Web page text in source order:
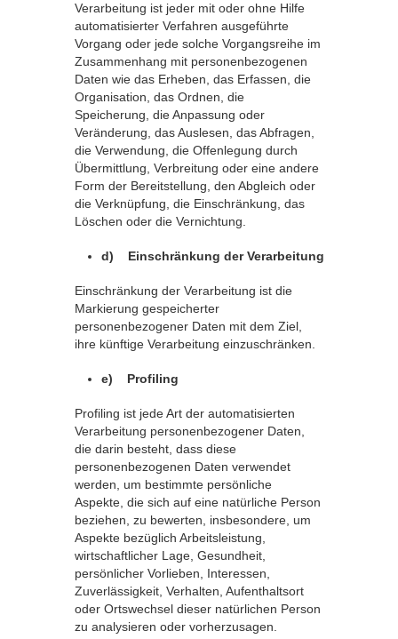
Verarbeitung ist jeder mit oder ohne Hilfe
automatisierter Verfahren ausgeführte
Vorgang oder jede solche Vorgangsreihe im
Zusammenhang mit personenbezogenen
Daten wie das Erheben, das Erfassen, die
Organisation, das Ordnen, die
Speicherung, die Anpassung oder
Veränderung, das Auslesen, das Abfragen,
die Verwendung, die Offenlegung durch
Übermittlung, Verbreitung oder eine andere
Form der Bereitstellung, den Abgleich oder
die Verknüpfung, die Einschränkung, das
Löschen oder die Vernichtung.
d) Einschränkung der Verarbeitung
Einschränkung der Verarbeitung ist die
Markierung gespeicherter
personenbezogener Daten mit dem Ziel,
ihre künftige Verarbeitung einzuschränken.
e) Profiling
Profiling ist jede Art der automatisierten
Verarbeitung personenbezogener Daten,
die darin besteht, dass diese
personenbezogenen Daten verwendet
werden, um bestimmte persönliche
Aspekte, die sich auf eine natürliche Person
beziehen, zu bewerten, insbesondere, um
Aspekte bezüglich Arbeitsleistung,
wirtschaftlicher Lage, Gesundheit,
persönlicher Vorlieben, Interessen,
Zuverlässigkeit, Verhalten, Aufenthaltsort
oder Ortswechsel dieser natürlichen Person
zu analysieren oder vorherzusagen.